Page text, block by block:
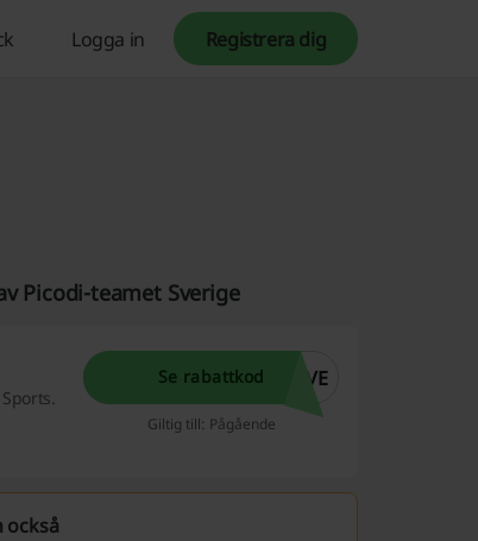
Logga in Registrera dig
Picodi-teamet Sverige
Se rabattkod IVE
Giltig till: Pågående
också